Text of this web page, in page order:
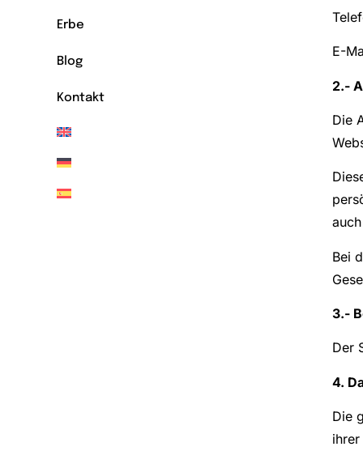
Erbe
Blog
Kontakt
E-
2.-
Die
Bei
3.-
Der
4.
Die
ihrer